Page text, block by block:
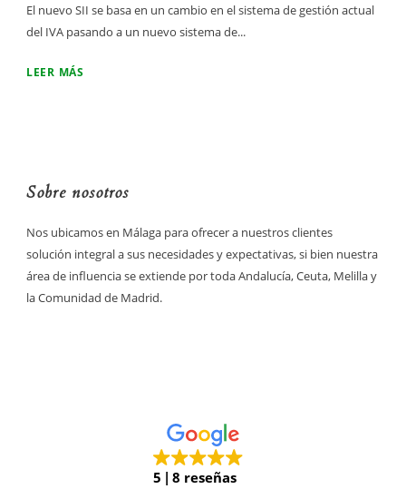
El nuevo SII se basa en un cambio en el sistema de gestión actual
del IVA pasando a un nuevo sistema de...
LEER MÁS
Sobre nosotros
Nos ubicamos en Málaga para ofrecer a nuestros clientes
solución integral a sus necesidades y expectativas, si bien nuestra
área de influencia se extiende por toda Andalucía, Ceuta, Melilla y
la Comunidad de Madrid.
5 8 reseñas